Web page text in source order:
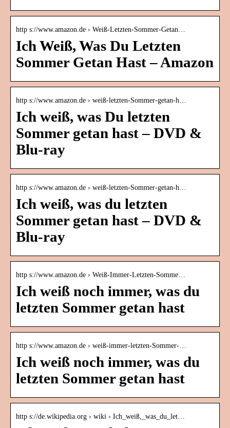
http s://www.amazon.de › Weiß-Letzten-Sommer-Getan…
Ich Weiß, Was Du Letzten
Sommer Getan Hast – Amazon
http s://www.amazon.de › weiß-letzten-Sommer-getan-h…
Ich weiß, was Du letzten
Sommer getan hast – DVD &
Blu-ray
http s://www.amazon.de › weiß-letzten-Sommer-getan-h…
Ich weiß, was du letzten
Sommer getan hast – DVD &
Blu-ray
http s://www.amazon.de › Weiß-Immer-Letzten-Somme…
Ich weiß noch immer, was du
letzten Sommer getan hast
http s://www.amazon.de › weiß-immer-letzten-Sommer-…
Ich weiß noch immer, was du
letzten Sommer getan hast
http s://de.wikipedia.org › wiki › Ich_weiß,_was_du_let…